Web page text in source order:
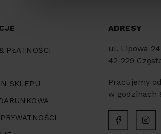
PŁATNOŚCI
SKLEPU
ADRESY
ul. Lipowa 24
42-229
Pracujemy
w godzinach